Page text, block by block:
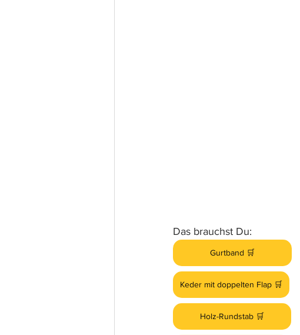
Das brauchst Du:
Gurtband 🛒
Keder mit doppelten Flap 🛒
Holz-Rundstab 🛒